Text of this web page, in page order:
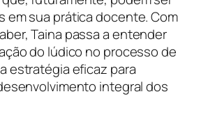
em sua prática docente. Com
Taina passa a entender
do lúdico no processo de
estratégia eficaz para
integral dos